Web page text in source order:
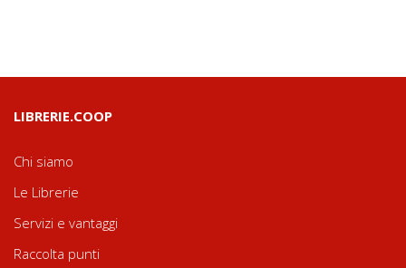
LIBRERIE.COOP
Chi siamo
Le Librerie
Servizi e vantaggi
Raccolta punti